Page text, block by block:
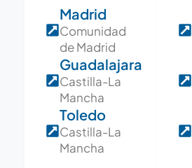
Madrid
Comunidad
de Madrid
Guadalajara
Castilla-La
Mancha
Toledo
Castilla-La
Mancha